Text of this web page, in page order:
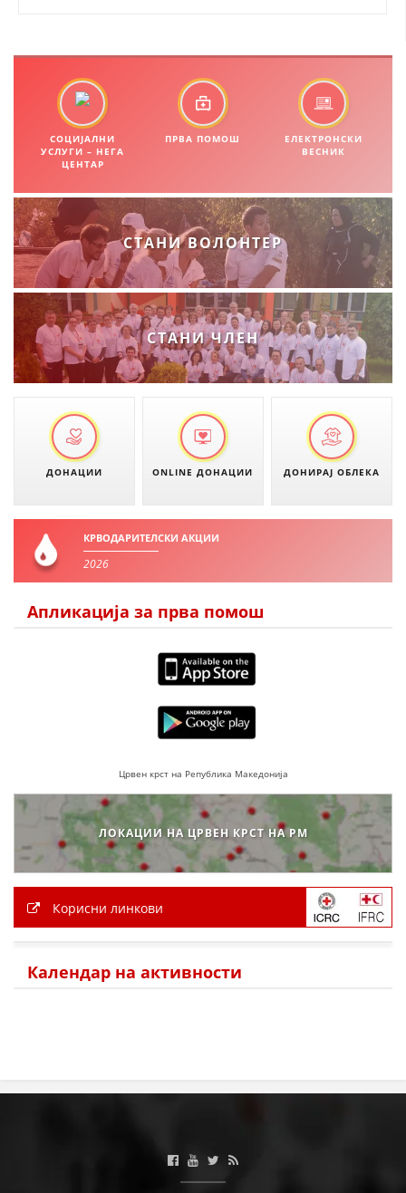
СТРАТЕГИИ
ЕДУКАТИВНО ИНФОРМАТИВНИ МАТЕРИЈАЛИ
БРОШУРИ
ПРЕЗЕНТАЦИИ
СОЦИЈАЛНИ
УСЛУГИ – НЕГА
ЦЕНТАР
ПРВА ПОМОШ
ЕЛЕКТРОНСКИ
ВЕСНИК
СТАНИ ВОЛОНТЕР
СТАНИ ЧЛЕН
ДОНАЦИИ ONLINE ДОНАЦИИ ДОНИРАЈ ОБЛЕКА
КРВОДАРИТЕЛСКИ АКЦИИ
2026
Апликација за прва помош
Црвен крст на Република Македонија
ЛОКАЦИИ НА ЦРВЕН КРСТ НА РМ
Корисни линкови
Календар на активности